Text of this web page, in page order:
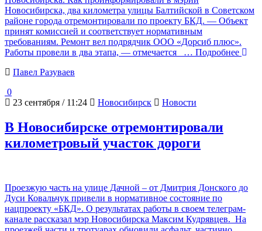
Новосибирска, два километра улицы Балтийской в Советском
районе города отремонтировали по проекту БКД. — Объект
принят комиссией и соответствует нормативным
требованиям. Ремонт вел подрядчик ООО «Дорсиб плюс».
Работы провели в два этапа, — отмечается
… Подробнее
Павел Разуваев
0
23 сентября / 11:24
Новосибирск Новости
В Новосибирске отремонтировали
километровый участок дороги
Проезжую часть на улице Дачной – от Дмитрия Донского до
Дуси Ковальчук привели в нормативное состояние по
нацпроекту «БКД». О результатах работы в своем телеграм-
канале рассказал мэр Новосибирска Максим Кудрявцев. На